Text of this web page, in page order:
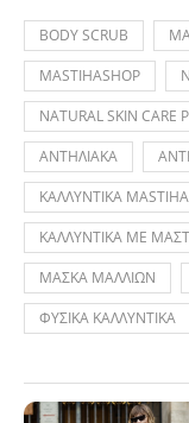
BODY SCRUB
MASTIHASHOP
NATURAL SKIN CARE
ΑΝΤΗΛΙΑΚΑ
ΚΑΛΛΥΝΤΙΚΑ
ΚΑΛΛΥΝΤΙΚΑ ΜΕ
ΜΑΣΚΑ ΜΑΛΛΙΩΝ
ΦΥΣΙΚΑ ΚΑΛΛΥΝΤΙΚΑ